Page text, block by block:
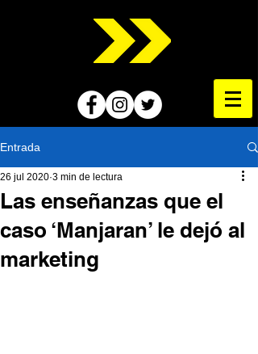
Entrada
Las enseñanzas que el
caso ‘Manjaran’ le dejó al
marketing
26 jul 2020 3 min de lectura